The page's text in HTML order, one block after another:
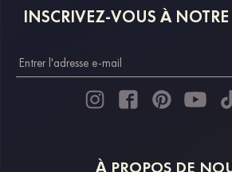
INSCRIVEZ-VOUS À
À PROPOS DE